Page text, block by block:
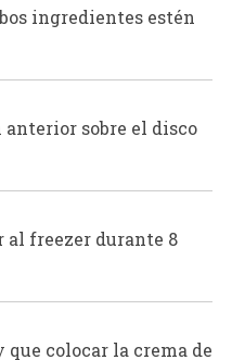
ingredientes estén
anterior sobre el disco
freezer durante 8
que colocar la crema de